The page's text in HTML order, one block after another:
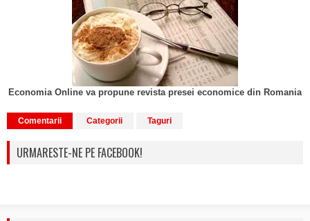
Economia Online va propune revista presei economice din Romania
Comentarii Categorii Taguri
URMARESTE-NE PE FACEBOOK!